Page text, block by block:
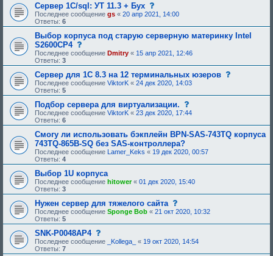
Сервер 1С/sql: УТ 11.3 + Бух
о
о
б
щ
е
и
т
р
у
ю
е
о
д
б
е
и
я
:
Последнее сообщение gs « 20 апр 2021, 14:00
Ответы: 6
Выбор корпуса под старую серверную материнку Intel
S2600CP4
о
о
б
щ
е
н
и
е
,
т
р
б
у
ю
е
о
о
б
р
н
и
я
Последнее сообщение Dmitry « 15 апр 2021, 12:46
Ответы: 3
Сервер для 1С 8.3 на 12 терминальных юзеров
б
и
е
,
о
Последнее сообщение ViktorK « 24 дек 2020, 14:03
Ответы: 5
Подбор сервера для виртуализации.
б
щ
е
и
р
ю
о
Последнее сообщение ViktorK « 23 дек 2020, 17:44
Ответы: 6
Смогу ли использовать бэкплейн BPN-SAS-743TQ корпуса
743TQ-865B-SQ без SAS-контроллера?
Последнее сообщение Lamer_Keks « 19 дек 2020, 00:57
Ответы: 4
Выбор 1U корпуса
Последнее сообщение hitower« 01 дек 2020, 15:40
Ответы: 3
Нужен сервер для тяжелого сайта
о
о
б
е
н
и
Последнее сообщение Sponge Bob « 21 окт 2020, 10:32
Ответы: 5
SNK-P0048AP4
о
о
б
Последнее сообщение _Kollega_ « 19 окт 2020, 14:54
Ответы: 7